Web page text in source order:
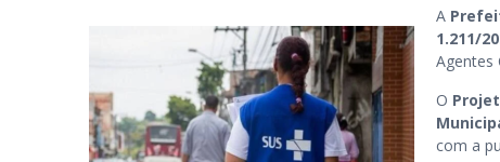
A
1.211/
Agentes
O
com a